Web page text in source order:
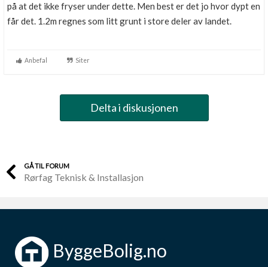
på at det ikke fryser under dette. Men best er det jo hvor dypt en
får det. 1.2m regnes som litt grunt i store deler av landet.
Anbefal Siter
Delta i diskusjonen
GÅ TIL FORUM
Rørfag Teknisk & Installasjon
ByggeBolig.no